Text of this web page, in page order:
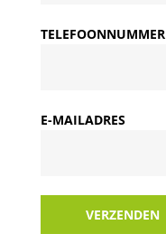
TELEFOONNUMMER
E-MAILADRES
VERZENDEN